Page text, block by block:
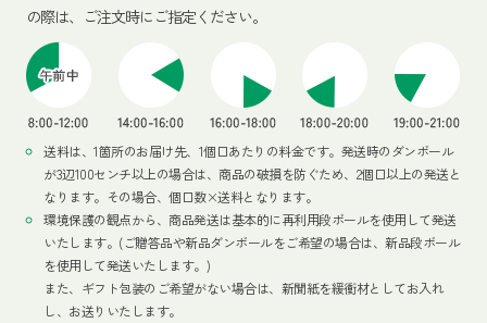
の際は、ご注文時にご指定ください。
送料は、1箇所のお届け先、1個口あたりの料金です。発送時のダンボール
が3辺100センチ以上の場合は、商品の破損を防ぐため、2個口以上の発送と
なります。その場合、個口数×送料となります。
環境保護の観点から、商品発送は基本的に再利用段ボールを使用して発送
いたします。(ご贈答品や新品ダンボールをご希望の場合は、新品段ボール
を使用して発送いたします。)
また、ギフト包装のご希望がない場合は、新聞紙を緩衝材としてお入れ
し、お送りいたします。